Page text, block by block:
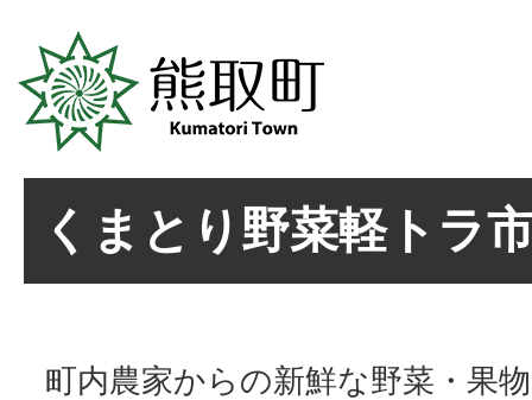
くまとり野菜軽トラ
町内農家からの新鮮な野菜・果